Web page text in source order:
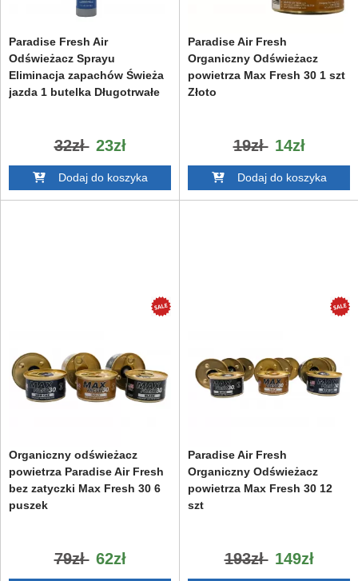
Paradise Fresh Air
Odświeżacz Sprayu
Eliminacja zapachów Świeża
jazda 1 butelka Długotrwałe
32zł 23zł
Dodaj do koszyka
Paradise Air Fresh
Organiczny Odświeżacz
powietrza Max Fresh 30 1 szt
Złoto
19zł 14zł
Dodaj do koszyka
Organiczny odświeżacz
powietrza Paradise Air Fresh
bez zatyczki Max Fresh 30 6
puszek
79zł 62zł
Paradise Air Fresh
Organiczny Odświeżacz
powietrza Max Fresh 30 12
szt
193zł 149zł